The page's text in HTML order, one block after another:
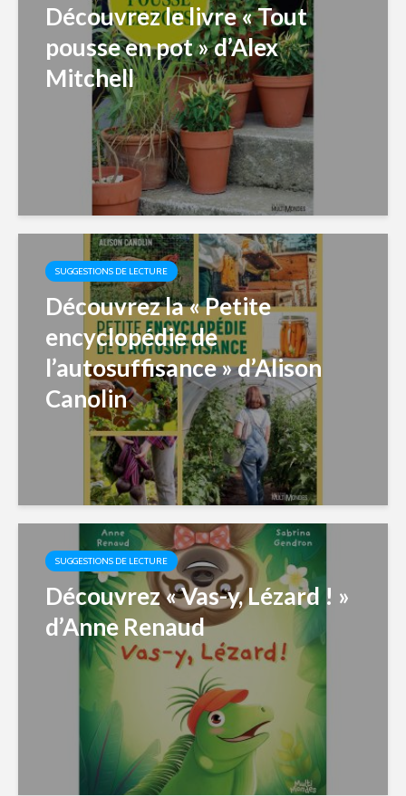
Découvrez le livre « Tout
pousse en pot » d’Alex
Mitchell
SUGGESTIONS DE LECTURE
Découvrez la « Petite
encyclopédie de
l’autosuffisance » d’Alison
Canolin
SUGGESTIONS DE LECTURE
Découvrez « Vas-y, Lézard ! »
d’Anne Renaud